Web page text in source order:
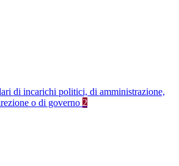
di incarichi politici, di amministrazione,
o di governo 2